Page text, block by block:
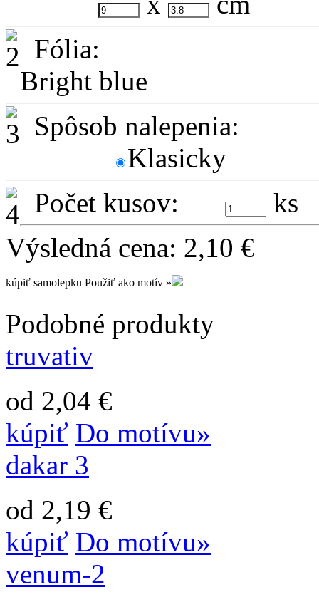
Fólia:
Bright blue
Spôsob nalepenia:
Klasicky
Počet kusov:
ks
Výsledná cena: 2,10 €
kúpiť samolepku Použiť ako motív »
Podobné produkty
truvativ
od 2,04 €
kúpiť Do motívu»
dakar 3
od 2,19 €
kúpiť Do motívu»
venum-2